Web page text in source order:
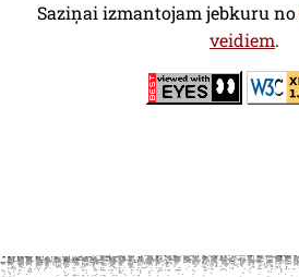
Saziņai izmantojam jebkuru no
veidiem.